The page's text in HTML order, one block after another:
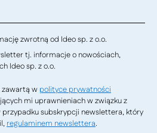
zwrotną od Ideo sp. z o.o.
tj. informacje o nowościach,
Ideo sp. z o.o.
zawartą w polityce prywatności
mi uprawnieniach w związku z
subskrypcji newslettera, który
regulaminem newslettera.